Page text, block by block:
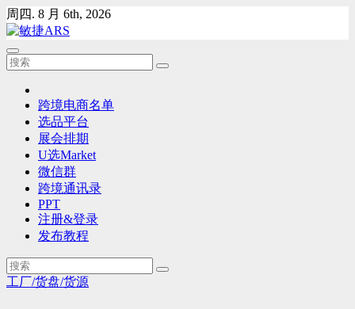
Skip
to
content
周四. 8 月 6th, 2026
跨境电商名单
选品平台
展会排期
U选Market
微信群
跨境通讯录
PPT
注册&登录
发布教程
工厂/货盘/货源